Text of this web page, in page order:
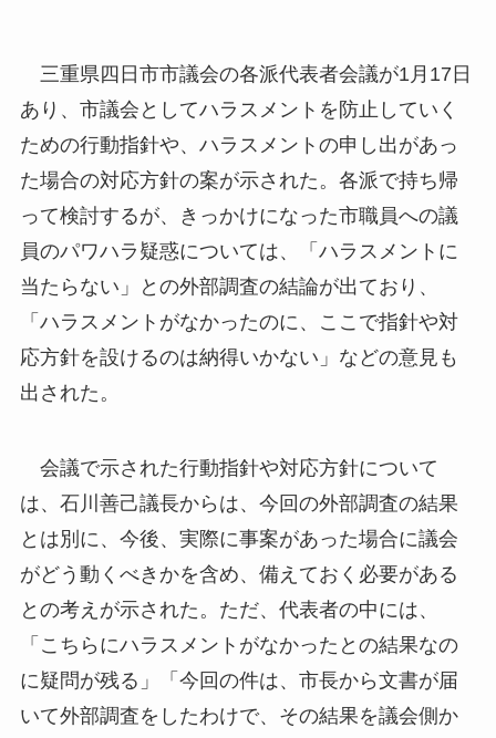
三重県四日市市議会の各派代表者会議が1月17日
あり、市議会としてハラスメントを防止していく
ための行動指針や、ハラスメントの申し出があっ
た場合の対応方針の案が示された。各派で持ち帰
って検討するが、きっかけになった市職員への議
員のパワハラ疑惑については、「ハラスメントに
当たらない」との外部調査の結論が出ており、
「ハラスメントがなかったのに、ここで指針や対
応方針を設けるのは納得いかない」などの意見も
出された。
会議で示された行動指針や対応方針について
は、石川善己議長からは、今回の外部調査の結果
とは別に、今後、実際に事案があった場合に議会
がどう動くべきかを含め、備えておく必要がある
との考えが示された。ただ、代表者の中には、
「こちらにハラスメントがなかったとの結果なの
に疑問が残る」「今回の件は、市長から文書が届
いて外部調査をしたわけで、その結果を議会側か